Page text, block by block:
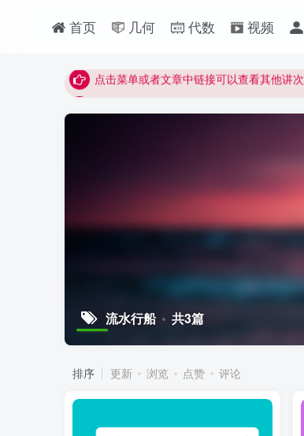
首页 几何 代数 视频
视频无法观看的微信发消息给邱老师重置
最近网站被攻击导致速度非常慢，目前已
视频无法观看的微信发消息给邱老师重置
流水行船 共3篇
排序 更新 浏览 点赞 评论